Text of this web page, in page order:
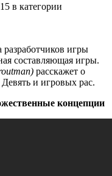
в категории
игры
составляющая игры.
расскажет о
и игровых рас.
концепции